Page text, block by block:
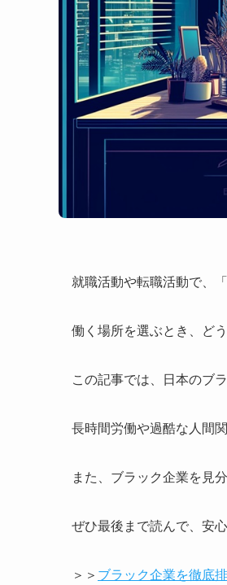
就職活動や転職活動で、
働く場所を選ぶとき、ど
この記事では、日本のブ
長時間労働や過酷な人間
また、ブラック企業を見
ぜひ最後まで読んで、安
＞＞ ブラック企業を徹底